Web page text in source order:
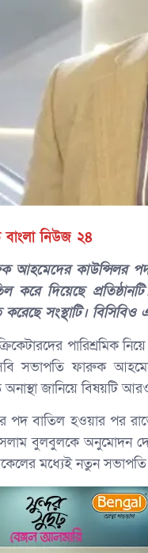
বাংলা নিউজ ২৪
কাউন্সিলর পদ
করে দিয়েছে
সংস্থাটি। বিসিবিও
পারিশ্রমিক
সভাপতি ফারুক
অনাস্থা জানিয়ে বিষয়টি
পদ বাতিল হওয়ার পর
বুলবুলকে অনুমোদন
মধ্যেই নতুন